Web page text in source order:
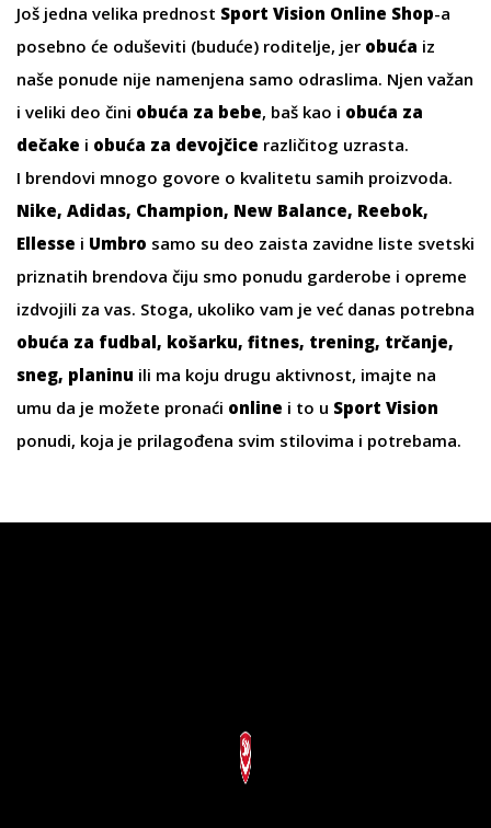
Još jedna velika prednost Sport Vision Online Shop-a
posebno će oduševiti (buduće) roditelje, jer obuća iz
naše ponude nije namenjena samo odraslima. Njen važan
i veliki deo čini obuća za bebe, baš kao i obuća za
dečake i obuća za devojčice različitog uzrasta.
I brendovi mnogo govore o kvalitetu samih proizvoda.
Nike, Adidas, Champion, New Balance, Reebok,
Ellesse i Umbro samo su deo zaista zavidne liste svetski
priznatih brendova čiju smo ponudu garderobe i opreme
izdvojili za vas. Stoga, ukoliko vam je već danas potrebna
obuća za fudbal, košarku, fitnes, trening, trčanje,
sneg, planinu ili ma koju drugu aktivnost, imajte na
umu da je možete pronaći online i to u Sport Vision
ponudi, koja je prilagođena svim stilovima i potrebama.